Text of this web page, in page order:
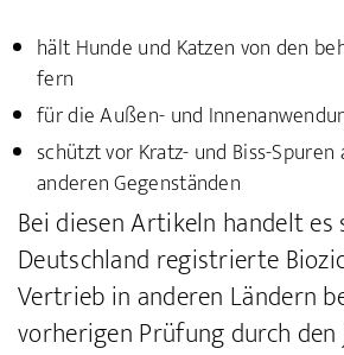
hält Hunde und Katzen von den
fern
für die Außen- und
schützt vor Kratz- und Biss-
anderen Gegenständen
Bei diesen Artikeln handelt es
Deutschland registrierte
Vertrieb in anderen Ländern
vorherigen Prüfung durch